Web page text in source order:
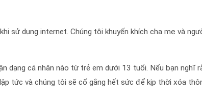
sử dụng internet. Chúng tôi khuyến khích cha mẹ và
dạng cá nhân nào từ trẻ em dưới 13 tuổi. Nếu bạn
tức và chúng tôi sẽ cố gắng hết sức để kịp thời xóa